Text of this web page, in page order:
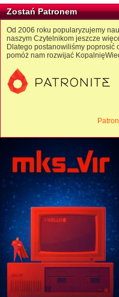
Zostań Patronem
Od 2006 roku popularyzujemy
naszym Czytelnikom jeszcze
Dlatego postanowiliśmy poprosić
pomóż nam rozwijać